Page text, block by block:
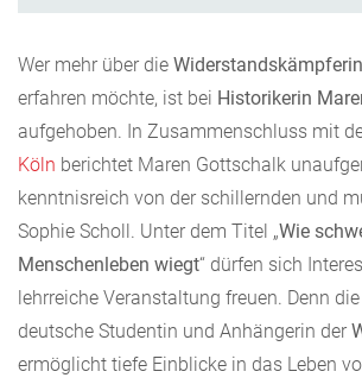
Wer mehr über die
erfahren möchte, ist bei Historikerin
aufgehoben. In Zusammenschluss mit
Köln berichtet Maren Gottschalk
kenntnisreich von der schillernden und
Sophie Scholl. Unter dem Titel „Wie
Menschenleben wiegt“ dürfen sich
lehrreiche Veranstaltung freuen. Denn
deutsche Studentin und Anhängerin der
ermöglicht tiefe Einblicke in das Leben